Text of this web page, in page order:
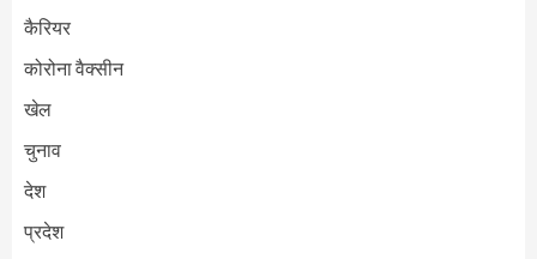
कैरियर
कोरोना वैक्सीन
खेल
चुनाव
देश
प्रदेश